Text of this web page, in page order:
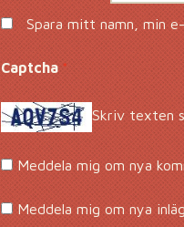
Spara mitt namn, min
Captcha*
Skriv texten
Meddela mig om nya
Meddela mig om nya